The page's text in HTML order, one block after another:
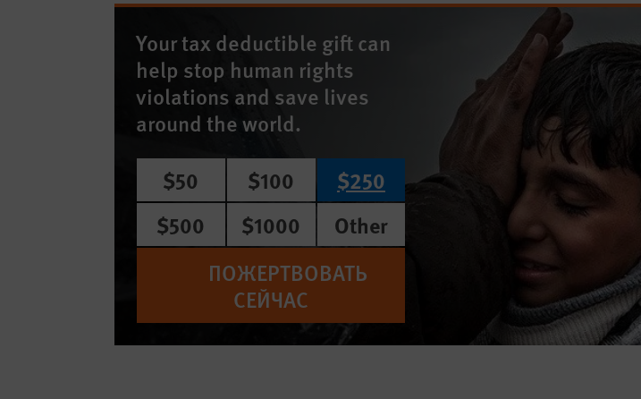
Your tax deductible gift can
help stop human rights
violations and save lives
around the world.
$50
$100
$250
$500
$1000
Other
ПОЖЕРТВОВАТЬ
СЕЙЧАС